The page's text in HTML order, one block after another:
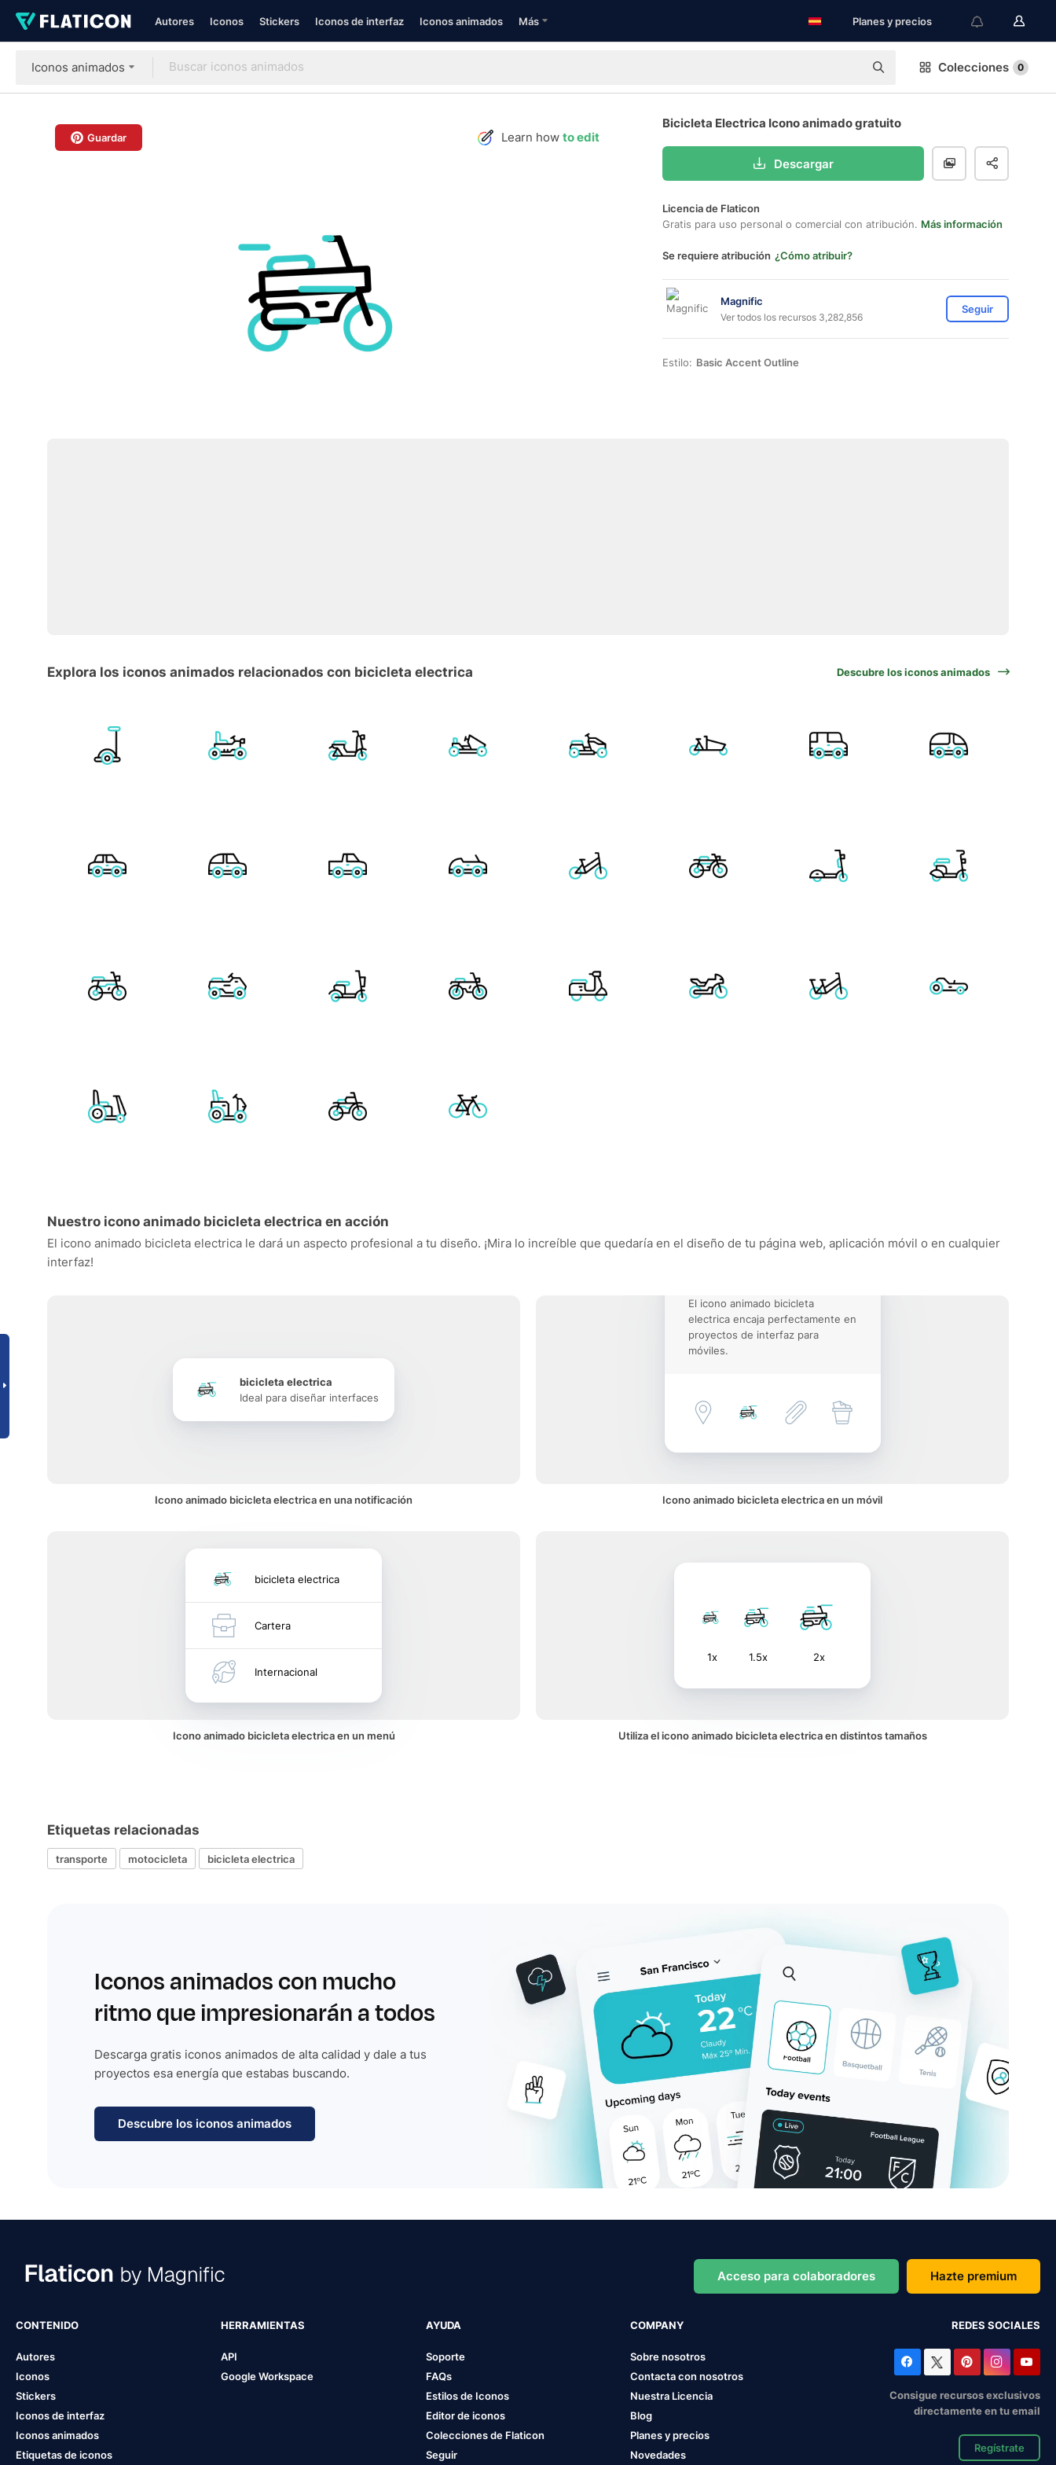
Autores Iconos Stickers Iconos de interfaz Iconos animados Más Planes y precios
Iconos animados Colecciones 0
Guardar Learn how to edit
Bicicleta Electrica Icono animado gratuito
Descargar
Licencia de Flaticon
Gratis para uso personal o comercial con atribución. Más información
Se requiere atribución ¿Cómo atribuir?
Magnific
Ver todos los recursos 3,282,856
Seguir
Estilo: Basic Accent Outline
Explora los iconos animados relacionados con bicicleta electrica Descubre los iconos animados
Nuestro icono animado bicicleta electrica en acción
El icono animado bicicleta electrica le dará un aspecto profesional a tu diseño. ¡Mira lo increíble que quedaría en el diseño de tu página web, aplicación móvil o en cualquier
interfaz!
bicicleta electrica
Ideal para diseñar interfaces
Icono animado bicicleta electrica en una notificación
El icono animado bicicleta
electrica encaja perfectamente en
proyectos de interfaz para
móviles.
Icono animado bicicleta electrica en un móvil
bicicleta electrica
Cartera
Internacional
Icono animado bicicleta electrica en un menú
1x 1.5x 2x
Utiliza el icono animado bicicleta electrica en distintos tamaños
Etiquetas relacionadas
transporte motocicleta bicicleta electrica
Iconos animados con mucho
ritmo que impresionarán a todos
Descarga gratis iconos animados de alta calidad y dale a tus
proyectos esa energía que estabas buscando.
Descubre los iconos animados
Acceso para colaboradores Hazte premium
CONTENIDO
Autores
Iconos
Stickers
Iconos de interfaz
Iconos animados
Etiquetas de iconos
HERRAMIENTAS
API
Google Workspace
AYUDA
Soporte
FAQs
Estilos de Iconos
Editor de iconos
Colecciones de Flaticon
Seguir
COMPANY
Sobre nosotros
Contacta con nosotros
Nuestra Licencia
Blog
Planes y precios
Novedades
REDES SOCIALES
Consigue recursos exclusivos
directamente en tu email
Regístrate